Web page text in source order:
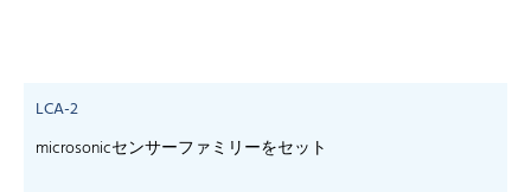
LCA-2
microsonicセンサーファミリーをセット